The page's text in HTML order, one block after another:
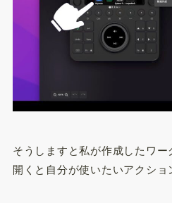
そうしますと私が作成したワー
開くと自分が使いたいアクショ